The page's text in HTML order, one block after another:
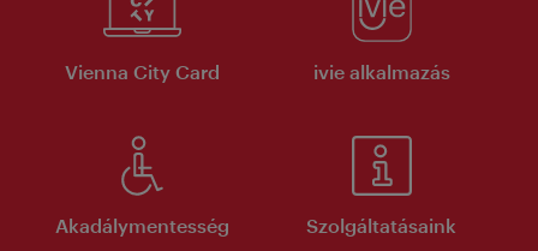
Vienna City Card ivie alkalmazás
Akadálymentesség Szolgáltatásaink